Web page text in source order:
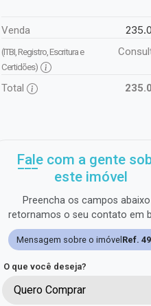
Venda
(ITBI, Registro, Escritura e
Certidões)
Total
Fale com a gente
este imóvel
Preencha os campos
retornamos o seu contato em
Mensagem sobre o imóvel Ref.
O que você deseja?
Quero Comprar